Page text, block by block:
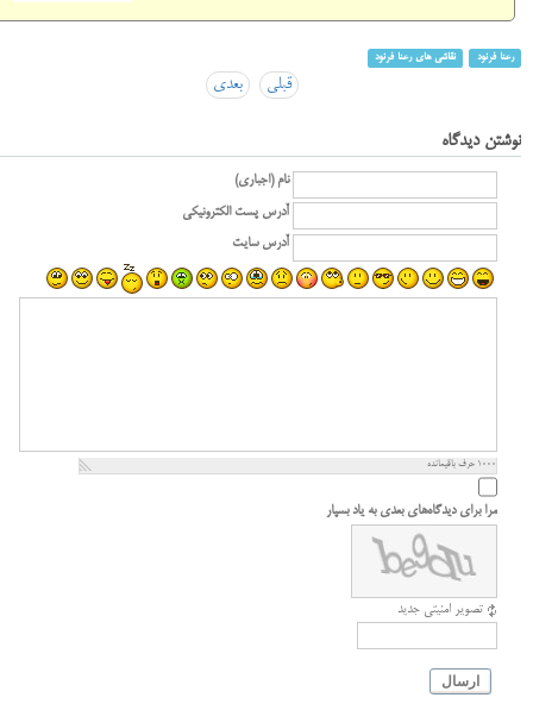
رعنا فرنود نقاشی های رعنا فرنود
قبلی بعدی
نوشتن دیدگاه
نام (اجباری)
آدرس پست الکترونیکی
آدرس سایت
1000 حرف باقیمانده
مرا برای دیدگاه‌های بعدی به یاد بسپار
تصویر امنیتی جدید
ارسال